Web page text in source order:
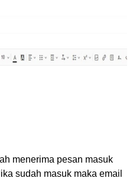
menerima pesan masuk
sudah masuk maka email